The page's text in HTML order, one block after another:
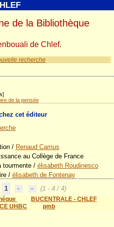
recherche
de la pensée
cet éditeur
/ Renaud Camus
au Collège de France
tourmente/ élisabeth Roudinesco
/ élisabeth de Fontenay
1
(1 - 4 / 4)
BUCENTRALE - CHLEF
UHBC
pmb
de la Bibliothèque
de Chlef.